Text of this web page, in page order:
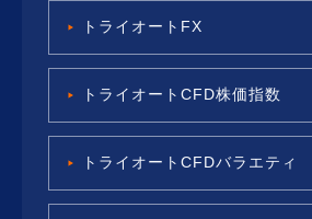
トライオートFX
トライオートCFD株価指数
トライオートCFDバラエティ